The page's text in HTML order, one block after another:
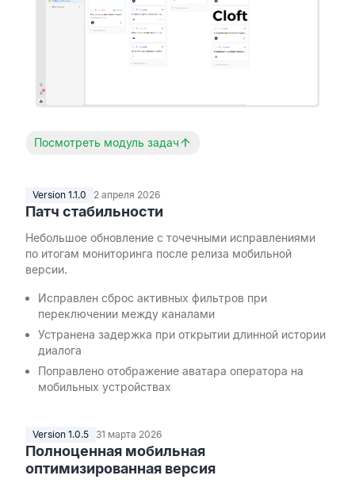
Посмотреть модуль задач
Version 1.1.0 2 апреля 2026
Патч стабильности
Небольшое обновление с точечными исправлениями
по итогам мониторинга после релиза мобильной
версии.
Исправлен сброс активных фильтров при
переключении между каналами
Устранена задержка при открытии длинной истории
диалога
Поправлено отображение аватара оператора на
мобильных устройствах
Version 1.0.5 31 марта 2026
Полноценная мобильная
оптимизированная версия